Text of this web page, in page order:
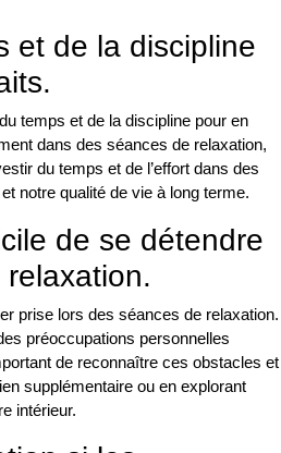
et de la discipline
temps et de la discipline pour en
dans des séances de relaxation,
du temps et de l’effort dans des
notre qualité de vie à long terme.
de se détendre
prise lors des séances de relaxation.
préoccupations personnelles
de reconnaître ces obstacles et
supplémentaire ou en explorant
intérieur.